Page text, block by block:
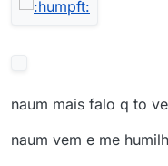
naum mais falo q to
naum vem e me